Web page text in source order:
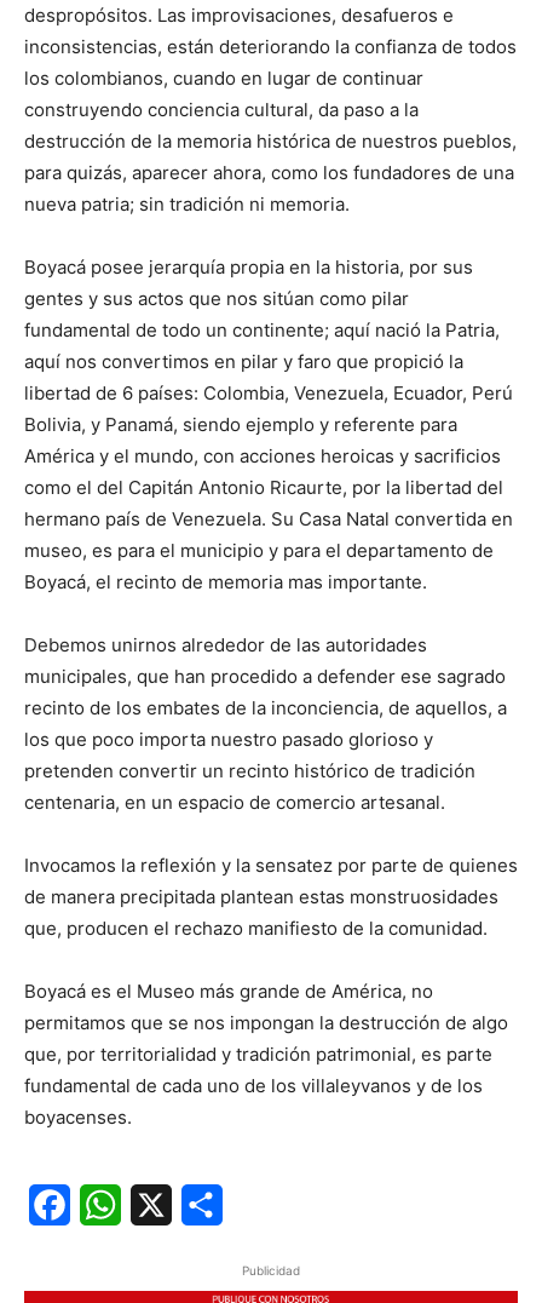
despropósitos. Las improvisaciones, desafueros e
inconsistencias, están deteriorando la confianza de todos
los colombianos, cuando en lugar de continuar
construyendo conciencia cultural, da paso a la
destrucción de la memoria histórica de nuestros pueblos,
para quizás, aparecer ahora, como los fundadores de una
nueva patria; sin tradición ni memoria.
Boyacá posee jerarquía propia en la historia, por sus
gentes y sus actos que nos sitúan como pilar
fundamental de todo un continente; aquí nació la Patria,
aquí nos convertimos en pilar y faro que propició la
libertad de 6 países: Colombia, Venezuela, Ecuador, Perú
Bolivia, y Panamá, siendo ejemplo y referente para
América y el mundo, con acciones heroicas y sacrificios
como el del Capitán Antonio Ricaurte, por la libertad del
hermano país de Venezuela. Su Casa Natal convertida en
museo, es para el municipio y para el departamento de
Boyacá, el recinto de memoria mas importante.
Debemos unirnos alrededor de las autoridades
municipales, que han procedido a defender ese sagrado
recinto de los embates de la inconciencia, de aquellos, a
los que poco importa nuestro pasado glorioso y
pretenden convertir un recinto histórico de tradición
centenaria, en un espacio de comercio artesanal.
Invocamos la reflexión y la sensatez por parte de quienes
de manera precipitada plantean estas monstruosidades
que, producen el rechazo manifiesto de la comunidad.
Boyacá es el Museo más grande de América, no
permitamos que se nos impongan la destrucción de algo
que, por territorialidad y tradición patrimonial, es parte
fundamental de cada uno de los villaleyvanos y de los
boyacenses.
FacebookWhatsApp
Publicidad